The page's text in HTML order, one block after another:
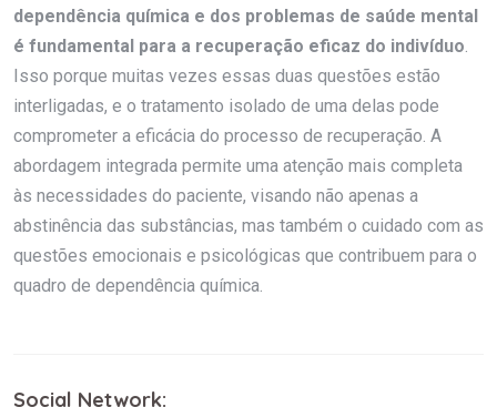
dependência química e dos problemas de saúde mental
é fundamental para a recuperação eficaz do indivíduo.
Isso porque muitas vezes essas duas questões estão
interligadas, e o tratamento isolado de uma delas pode
comprometer a eficácia do processo de recuperação. A
abordagem integrada permite uma atenção mais completa
às necessidades do paciente, visando não apenas a
abstinência das substâncias, mas também o cuidado com as
questões emocionais e psicológicas que contribuem para o
quadro de dependência química.
Social Network: